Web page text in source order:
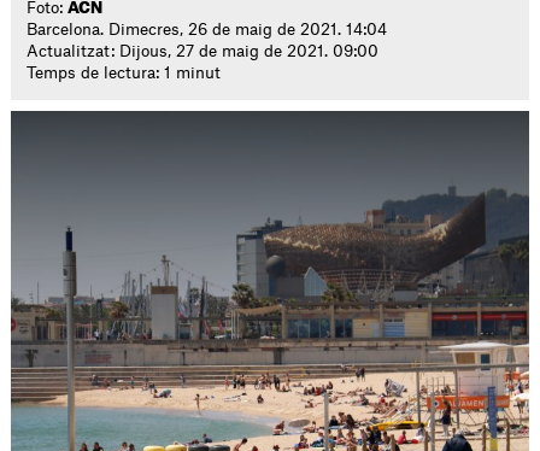
Foto:ACN
Barcelona. Dimecres, 26 de maig de 2021. 14:04
Actualitzat: Dijous, 27 de maig de 2021. 09:00
Temps de lectura: 1 minut